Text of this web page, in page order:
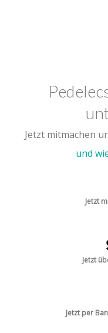
Jetzt mitmachen
und
Jetzt
Jetzt
Jetzt per